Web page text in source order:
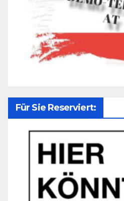
Für Sie Reserviert: